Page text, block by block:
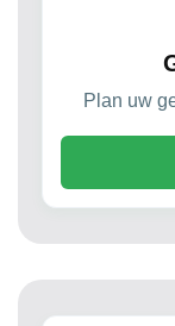
Plan uw